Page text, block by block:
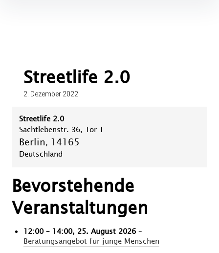
Streetlife 2.0
2. Dezember 2022
Streetlife 2.0
Sachtlebenstr. 36, Tor 1
Berlin, 14165
Deutschland
Bevorstehende
Veranstaltungen
12:00 – 14:00, 25. August 2026 –
Beratungsangebot für junge Menschen